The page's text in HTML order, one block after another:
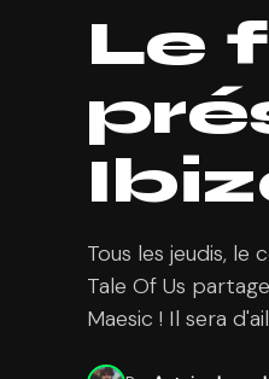
Le
Tous les jeudis,
Tale Of Us
Maesic ! Il sera